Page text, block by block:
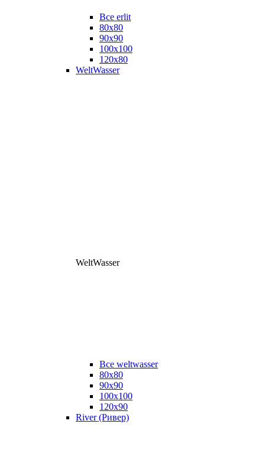
Все erlit
80x80
90x90
100x100
120x80
WeltWasser
WeltWasser
Все weltwasser
80x80
90x90
100x100
120x90
River (Ривер)